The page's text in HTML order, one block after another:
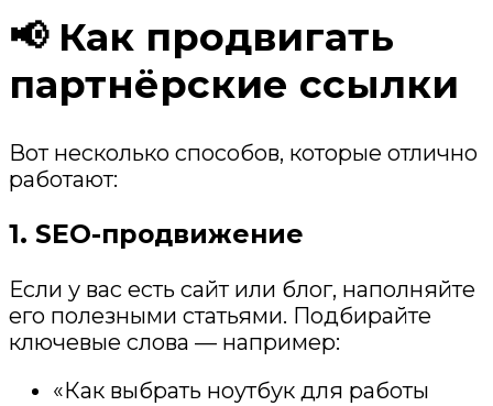
📢 Как продвигать
партнёрские ссылки
Вот несколько способов, которые отлично
работают:
1. SEO-продвижение
Если у вас есть сайт или блог, наполняйте
его полезными статьями. Подбирайте
ключевые слова — например:
«Как выбрать ноутбук для работы